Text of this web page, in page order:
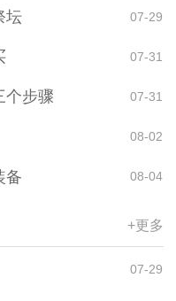
坛 07-29
07-31
个步骤 07-31
08-02
备 08-04
+更多
07-29